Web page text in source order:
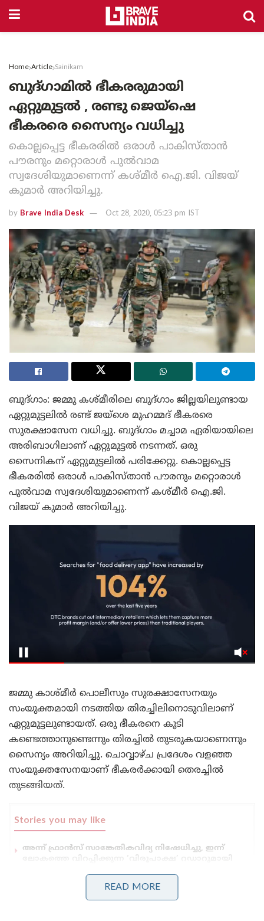
Home Article Sainikam
ബുദ്ഗാമിൽ ഭീകരരുമായി
ഏറ്റുമുട്ടൽ , രണ്ടു ജെയ്‌ഷെ
ഭീകരരെ സൈന്യം വധിച്ചു
കൊല്ലപ്പെട്ട ഭീകരരില്‍ ഒരാള്‍ പാകിസ്താന്‍
പൗരനും മറ്റൊരാള്‍ പുല്‍വാമ
സ്വദേശിയുമാണെന്ന് കശ്മീര്‍ ഐ.ജി. വിജയ്
കുമാര്‍ അറിയിച്ചു.
by Brave India Desk Oct 28, 2020, 05:23 pm IST
ബുദ്ഗാം: ജമ്മു കശ്മീരിലെ ബുദ്ഗാം ജില്ലയിലുണ്ടായ
ഏറ്റുമുട്ടലില്‍ രണ്ട് ജയ്ശെ മുഹമ്മദ് ഭീകരരെ
സുരക്ഷാസേന വധിച്ചു. ബുദ്ഗാം മച്ചാമ ഏരിയായിലെ
അരിബാഗിലാണ് ഏറ്റുമുട്ടല്‍ നടന്നത്. ഒരു
സൈനികന് ഏറ്റുമുട്ടലില്‍ പരിക്കേറ്റു. കൊല്ലപ്പെട്ട
ഭീകരരില്‍ ഒരാള്‍ പാകിസ്താന്‍ പൗരനും മറ്റൊരാള്‍
പുല്‍വാമ സ്വദേശിയുമാണെന്ന് കശ്മീര്‍ ഐ.ജി.
വിജയ് കുമാര്‍ അറിയിച്ചു.
ജമ്മു കാശ്മീര്‍ പൊലീസും സുരക്ഷാസേനയും
സംയുക്തമായി നടത്തിയ തിരച്ചിലിനൊടുവിലാണ്
ഏറ്റുമുട്ടലുണ്ടായത്. ഒരു ഭീകരനെ കൂടി
കണ്ടെത്താനുണ്ടെന്നും തിരച്ചില്‍ തുടരുകയാണെന്നും
സൈന്യം അറിയിച്ചു. ചൊവ്വാഴ്ച പ്രദേശം വളഞ്ഞ
സംയുക്തസേനയാണ് ഭീകരര്‍ക്കായി തെരച്ചില്‍
തുടങ്ങിയത്.
Stories you may like
അന്ന് ഫ്രാൻസ് സാങ്കേതികവിദ്യ നിഷേധിച്ചു, ഇന്ന്
ലോകത്തെ വിറപ്പിക്കുന്ന ‘വിരൂപാക്ഷ’ റഡാറുമായി
ആത്മ നിർഭർ സമുദ്ര പ്രതാപ് ; കോസ്റ്റ് ഗാർഡ്
തദ്ദേശീയമായി നിർമിച്ച മലിനീകരണ നിയന്ത്രണ
READ MORE